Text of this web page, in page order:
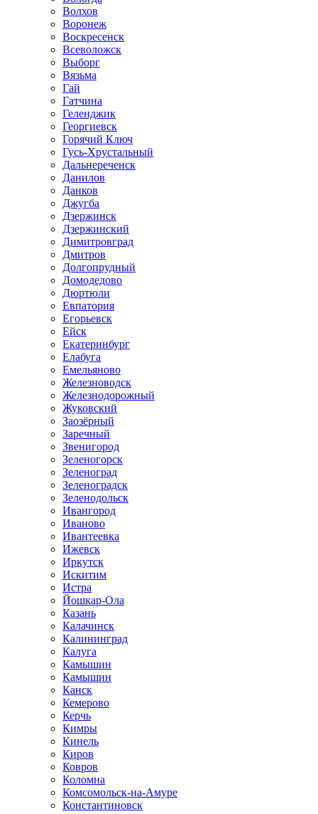
Волхов
Воронеж
Воскресенск
Всеволожск
Выборг
Вязьма
Гай
Гатчина
Геленджик
Георгиевск
Горячий Ключ
Гусь-Хрустальный
Дальнереченск
Данилов
Данков
Джугба
Дзержинск
Дзержинский
Димитровград
Дмитров
Долгопрудный
Домодедово
Дюртюли
Евпатория
Егорьевск
Ейск
Екатеринбург
Елабуга
Емельяново
Железноводск
Железнодорожный
Жуковский
Заозёрный
Заречный
Звенигород
Зеленогорск
Зеленоград
Зеленоградск
Зеленодольск
Ивангород
Иваново
Ивантеевка
Ижевск
Иркутск
Искитим
Истра
Йошкар-Ола
Казань
Калачинск
Калининград
Калуга
Камышин
Камышин
Канск
Кемерово
Керчь
Кимры
Кинель
Киров
Ковров
Коломна
Комсомольск-на-Амуре
Константиновск